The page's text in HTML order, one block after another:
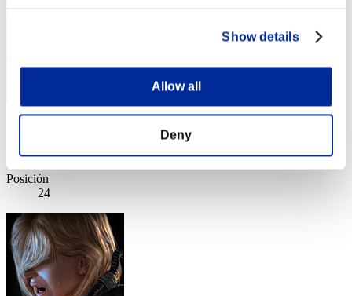
Show details
Allow all
Deny
Puntos:Lv:89/07'29"18
Posición
24